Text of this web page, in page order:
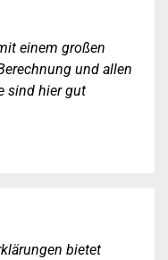
einem großen
und allen
sind hier gut
bietet